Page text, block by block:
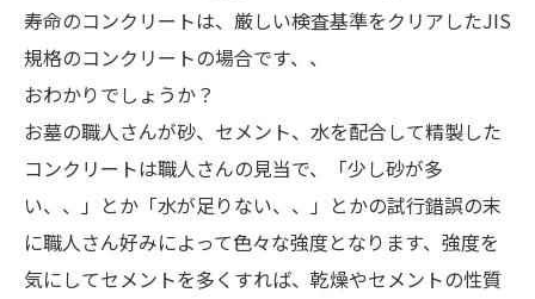
寿命のコンクリートは、厳しい検査基準をクリアしたJIS
規格のコンクリートの場合です、、
おわかりでしょうか？
お墓の職人さんが砂、セメント、水を配合して精製した
コンクリートは職人さんの見当で、「少し砂が多
い、、」とか「水が足りない、、」とかの試行錯誤の末
に職人さん好みによって色々な強度となります、強度を
気にしてセメントを多くすれば、乾燥やセメントの性質